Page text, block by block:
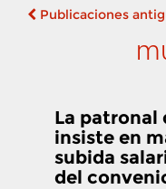
Publicaciones
La patronal
insiste en
subida
del